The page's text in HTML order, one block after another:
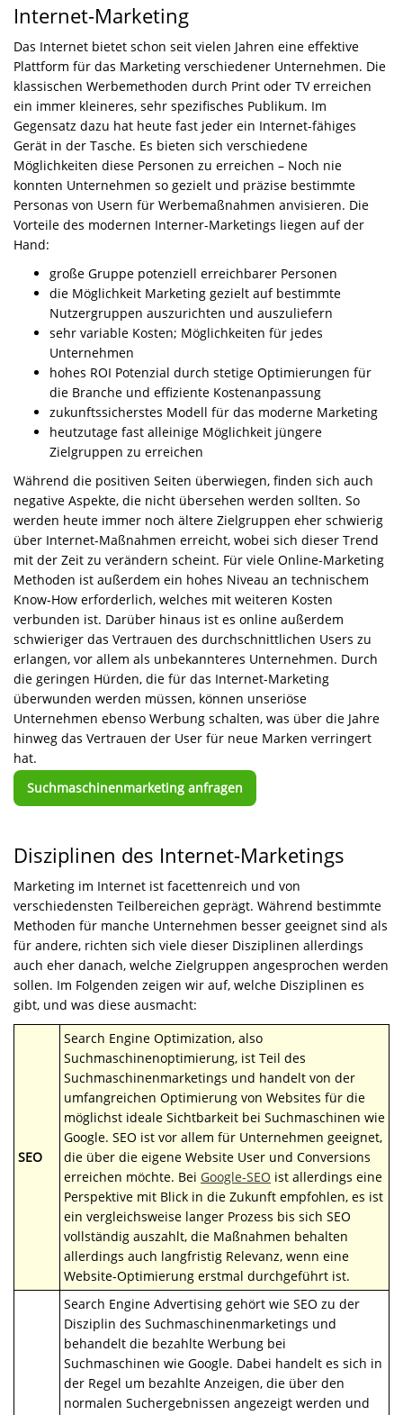
Internet-Marketing
Das Internet bietet schon seit vielen Jahren eine effektive
Plattform für das Marketing verschiedener Unternehmen. Die
klassischen Werbemethoden durch Print oder TV erreichen
ein immer kleineres, sehr spezifisches Publikum. Im
Gegensatz dazu hat heute fast jeder ein Internet-fähiges
Gerät in der Tasche. Es bieten sich verschiedene
Möglichkeiten diese Personen zu erreichen – Noch nie
konnten Unternehmen so gezielt und präzise bestimmte
Personas von Usern für Werbemaßnahmen anvisieren. Die
Vorteile des modernen Interner-Marketings liegen auf der
Hand:
große Gruppe potenziell erreichbarer Personen
die Möglichkeit Marketing gezielt auf bestimmte
Nutzergruppen auszurichten und auszuliefern
sehr variable Kosten; Möglichkeiten für jedes
Unternehmen
hohes ROI Potenzial durch stetige Optimierungen für
die Branche und effiziente Kostenanpassung
zukunftssicherstes Modell für das moderne Marketing
heutzutage fast alleinige Möglichkeit jüngere
Zielgruppen zu erreichen
Während die positiven Seiten überwiegen, finden sich auch
negative Aspekte, die nicht übersehen werden sollten. So
werden heute immer noch ältere Zielgruppen eher schwierig
über Internet-Maßnahmen erreicht, wobei sich dieser Trend
mit der Zeit zu verändern scheint. Für viele Online-Marketing
Methoden ist außerdem ein hohes Niveau an technischem
Know-How erforderlich, welches mit weiteren Kosten
verbunden ist. Darüber hinaus ist es online außerdem
schwieriger das Vertrauen des durchschnittlichen Users zu
erlangen, vor allem als unbekannteres Unternehmen. Durch
die geringen Hürden, die für das Internet-Marketing
überwunden werden müssen, können unseriöse
Unternehmen ebenso Werbung schalten, was über die Jahre
hinweg das Vertrauen der User für neue Marken verringert
hat.
Suchmaschinenmarketing anfragen
Disziplinen des Internet-Marketings
Marketing im Internet ist facettenreich und von
verschiedensten Teilbereichen geprägt. Während bestimmte
Methoden für manche Unternehmen besser geeignet sind als
für andere, richten sich viele dieser Disziplinen allerdings
auch eher danach, welche Zielgruppen angesprochen werden
sollen. Im Folgenden zeigen wir auf, welche Disziplinen es
gibt, und was diese ausmacht:
SEO
Search Engine Optimization, also
Suchmaschinenoptimierung, ist Teil des
Suchmaschinenmarketings und handelt von der
umfangreichen Optimierung von Websites für die
möglichst ideale Sichtbarkeit bei Suchmaschinen wie
Google. SEO ist vor allem für Unternehmen geeignet,
die über die eigene Website User und Conversions
erreichen möchte. Bei Google-SEO ist allerdings eine
Perspektive mit Blick in die Zukunft empfohlen, es ist
ein vergleichsweise langer Prozess bis sich SEO
vollständig auszahlt, die Maßnahmen behalten
allerdings auch langfristig Relevanz, wenn eine
Website-Optimierung erstmal durchgeführt ist.
Search Engine Advertising gehört wie SEO zu der
Disziplin des Suchmaschinenmarketings und
behandelt die bezahlte Werbung bei
Suchmaschinen wie Google. Dabei handelt es sich in
der Regel um bezahlte Anzeigen, die über den
normalen Suchergebnissen angezeigt werden und